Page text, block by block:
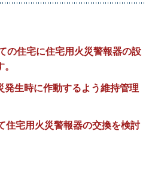
の住宅に住宅用火災警報器の設
発生時に作動するよう維持管理
住宅用火災警報器の交換を検討